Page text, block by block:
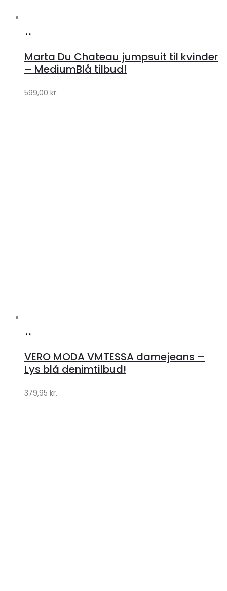
Klædeskabet.dk
Marta Du Chateau jumpsuit til kvinder
– MediumBlå tilbud!
599,00 kr.
Klædeskabet.dk
VERO MODA VMTESSA damejeans –
Lys blå denimtilbud!
379,95 kr.